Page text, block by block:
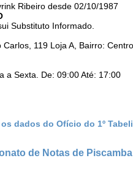
Ribeiro desde 02/10/1987
Substituto Informado.
Carlos, 119 Loja A, Bairro:
a Sexta. De: 09:00 Até: 17:00
dados do Ofício do 1º
de Notas de Piscamba